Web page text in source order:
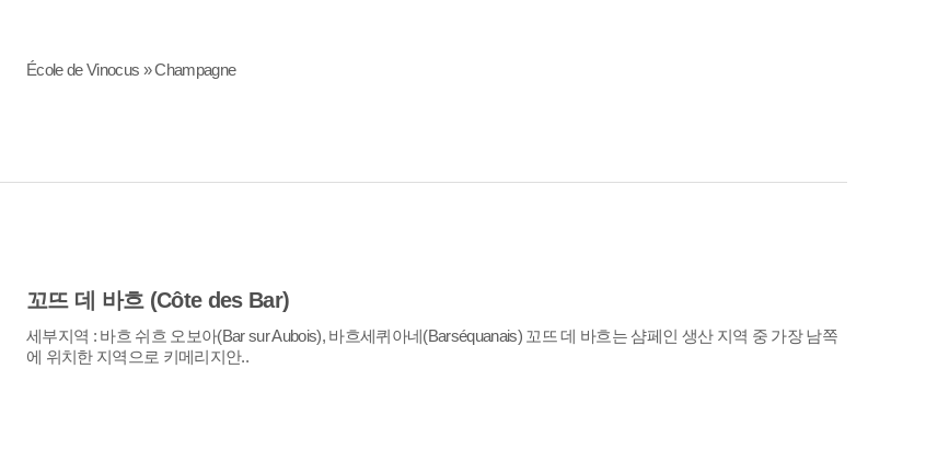
École de Vinocus » Champagne
꼬뜨 데 바흐 (Côte des Bar)
에 위치한 지역으로 키메리지안..